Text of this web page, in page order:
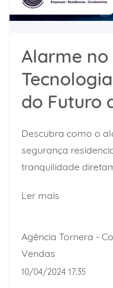
Alarme no
do Futuro
Descubra como o
segurança
tranquilidade
Ler mais
Agência Tornera -
Vendas
10/04/2024 17:35